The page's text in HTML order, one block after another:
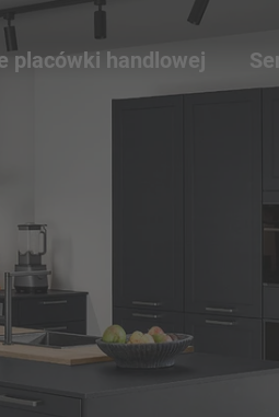
placówki handlowej